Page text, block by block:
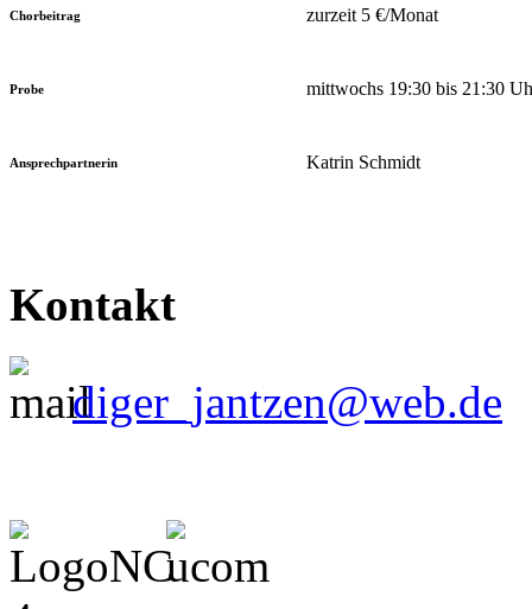
Chorbeitrag zurzeit 5 €/Monat
Probe mittwochs 19:30 bis 21:30
Ansprechpartnerin Katrin Schmidt
Kontakt
diger_jantzen@web.de